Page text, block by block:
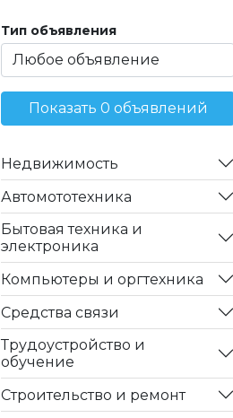
Тип объявления
Показать 0 объявлений
Недвижимость
Автомототехника
Бытовая техника и
электроника
Компьютеры и оргтехника
Средства связи
Трудоустройство и
обучение
Строительство и ремонт